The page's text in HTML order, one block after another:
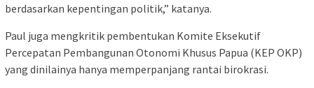
berdasarkan kepentingan politik,” katanya.
Paul juga mengkritik pembentukan Komite Eksekutif
Percepatan Pembangunan Otonomi Khusus Papua (KEP OKP)
yang dinilainya hanya memperpanjang rantai birokrasi.